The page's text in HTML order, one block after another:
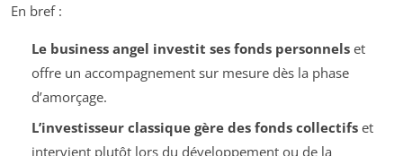
En bref :
Le business angel investit ses fonds personnelset
offre un accompagnement sur mesure dès la phase
d’amorçage.
L’investisseur classique gère des fonds collectifset
intervient plutôt lors du développement ou de la